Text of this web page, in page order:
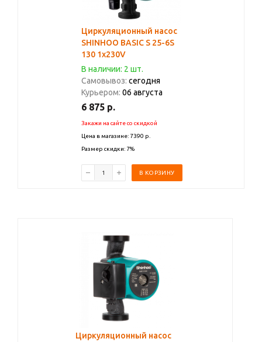
Циркуляционный насос
SHINHOO BASIC S 25-6S
130 1x230V
В наличии: 2 шт.
Самовывоз: сегодня
Курьером: 06 августа
6 875 р.
Закажи на сайте со скидкой
Цена в магазине: 7390 р.
Размер скидки: 7%
В КОРЗИНУ
Циркуляционный насос